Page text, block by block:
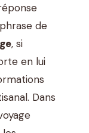
de
, si
en lui
Dans